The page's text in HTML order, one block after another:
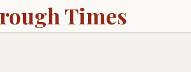
Times